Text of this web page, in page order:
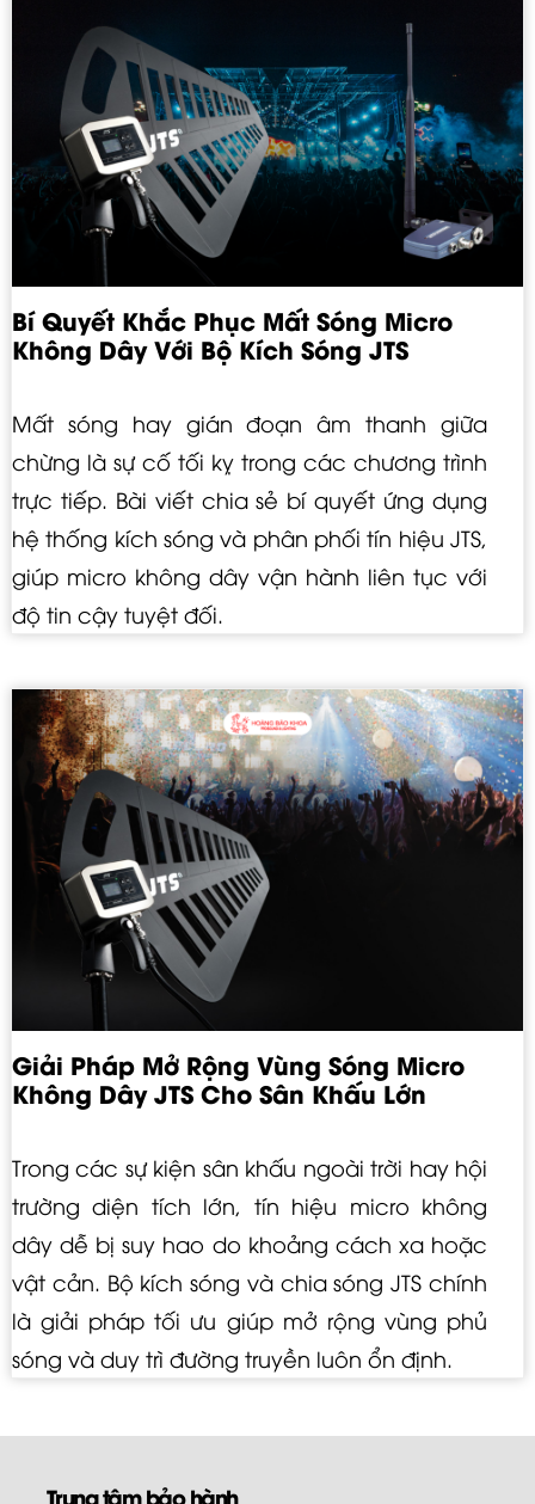
Bí Quyết Khắc Phục Mất Sóng Micro
Không Dây Với Bộ Kích Sóng JTS
Mất sóng hay gián đoạn âm thanh giữa
chừng là sự cố tối kỵ trong các chương trình
trực tiếp. Bài viết chia sẻ bí quyết ứng dụng
hệ thống kích sóng và phân phối tín hiệu JTS,
giúp micro không dây vận hành liên tục với
độ tin cậy tuyệt đối.
Giải Pháp Mở Rộng Vùng Sóng Micro
Không Dây JTS Cho Sân Khấu Lớn
Trong các sự kiện sân khấu ngoài trời hay hội
trường diện tích lớn, tín hiệu micro không
dây dễ bị suy hao do khoảng cách xa hoặc
vật cản. Bộ kích sóng và chia sóng JTS chính
là giải pháp tối ưu giúp mở rộng vùng phủ
sóng và duy trì đường truyền luôn ổn định.
Trung tâm bảo hành